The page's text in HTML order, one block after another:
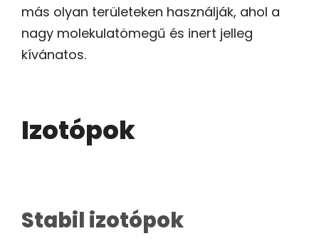
más olyan területeken használják, ahol a
nagy molekulatömegű és inert jelleg
kívánatos.
Izotópok
Stabil izotópok